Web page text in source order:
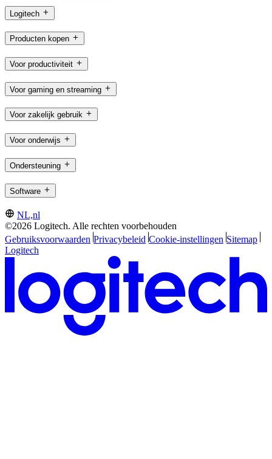
Logitech
Producten kopen
Voor productiviteit
Voor gaming en streaming
Voor zakelijk gebruik
Voor onderwijs
Ondersteuning
Software
NL,nl
©2026 Logitech. Alle rechten voorbehouden
Gebruiksvoorwaarden Privacybeleid Cookie-instellingen Sitemap
Logitech